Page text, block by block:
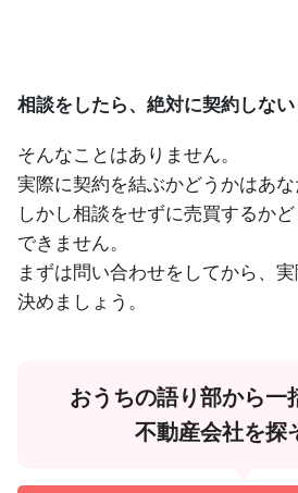
相談をしたら、絶対に契約しない
そんなことはありません。
実際に契約を結ぶかどうかはあな
しかし相談をせずに売買するか
できません。
まずは問い合わせをしてから、
決めましょう。
おうちの語り部から一
不動産会社を探